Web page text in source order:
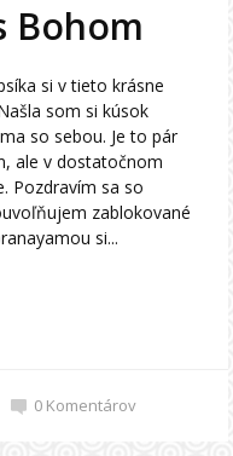
Bohom
si v tieto krásne
som si kúsok
so sebou. Je to pár
ale v dostatočnom
Pozdravím sa so
zablokované
si...
0 Komentárov